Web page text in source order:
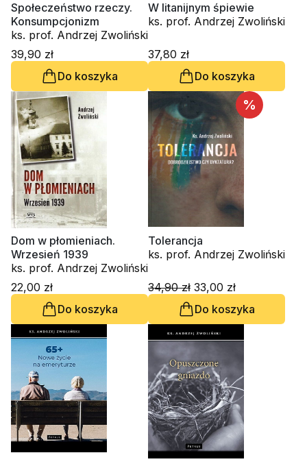
Społeczeństwo rzeczy.
Konsumpcjonizm
ks. prof. Andrzej Zwoliński
39,90 zł
Do koszyka
W litanijnym śpiewie
ks. prof. Andrzej Zwoliński
37,80 zł
Do koszyka
Dom w płomieniach.
Wrzesień 1939
ks. prof. Andrzej Zwoliński
22,00 zł
Do koszyka
%
Tolerancja
ks. prof. Andrzej Zwoliński
34,90 zł 33,00 zł
Do koszyka